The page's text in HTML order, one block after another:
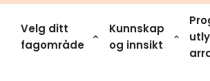
Velg ditt
fagområde
Kunnskap
og innsikt